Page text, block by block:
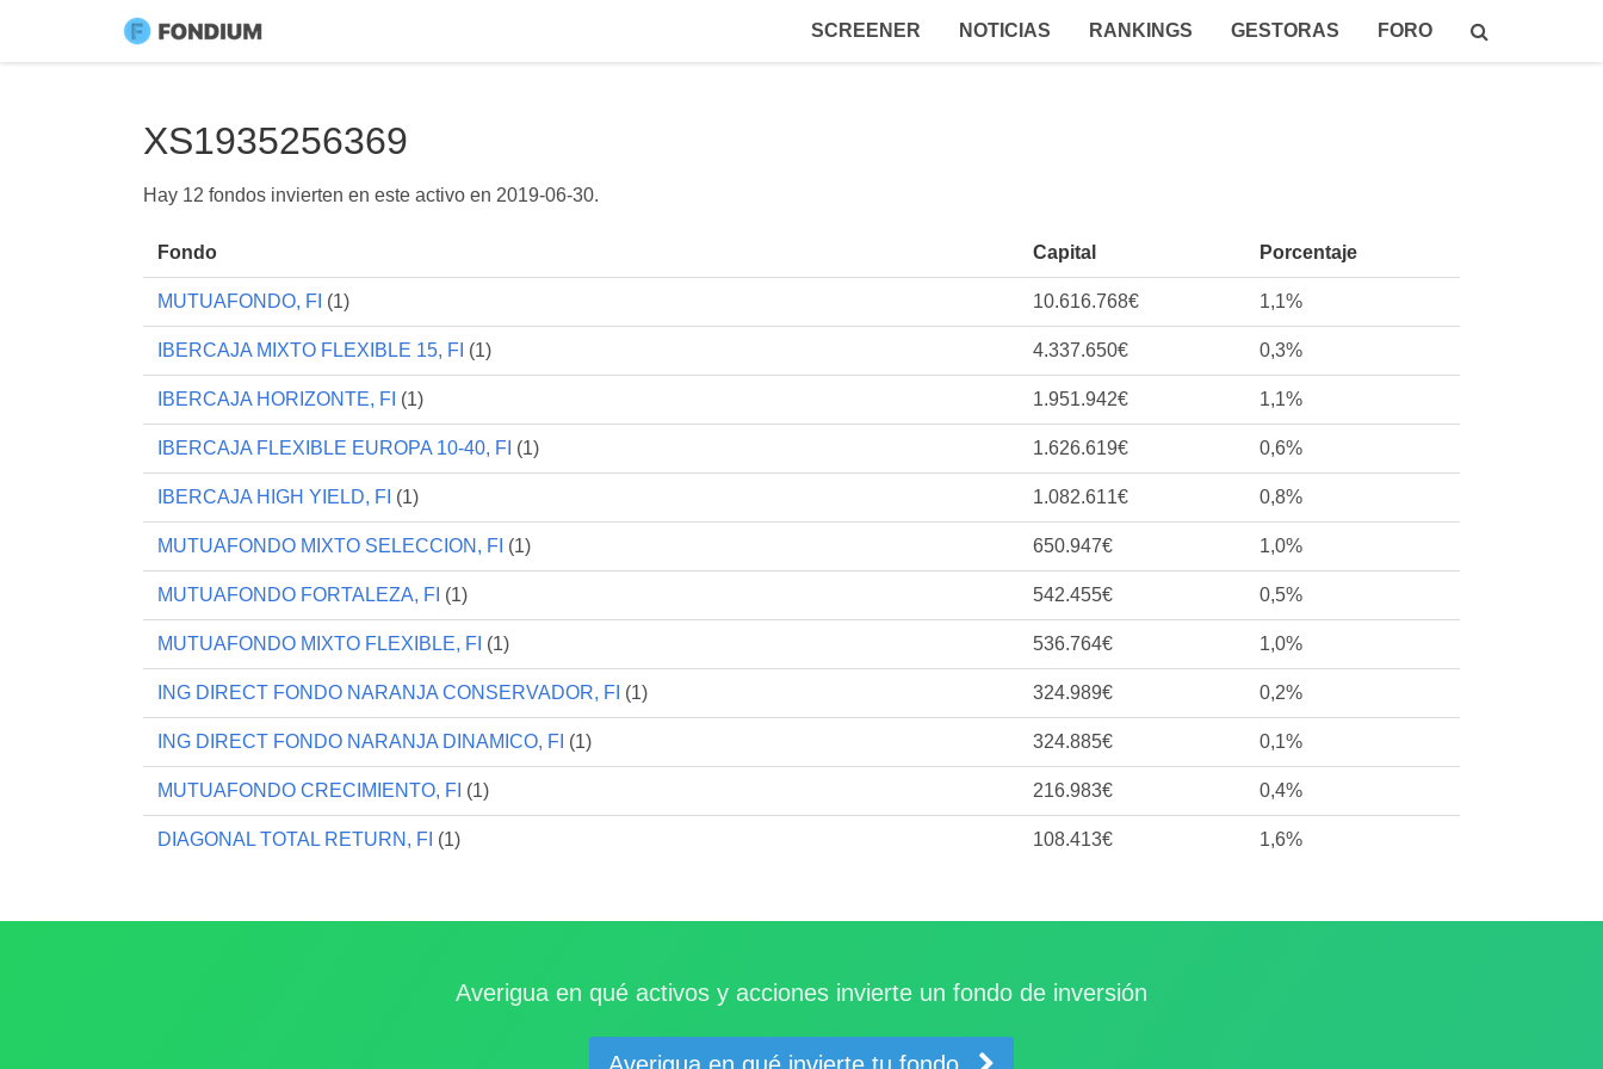
SCREENER NOTICIAS RANKINGS GESTORAS FORO
XS1935256369
Hay 12 fondos invierten en este activo en 2019-06-30.
Fondo Capital Porcentaje
MUTUAFONDO, FI (1) 10.616.768€ 1,1%
IBERCAJA MIXTO FLEXIBLE 15, FI (1) 4.337.650€ 0,3%
IBERCAJA HORIZONTE, FI (1) 1.951.942€ 1,1%
IBERCAJA FLEXIBLE EUROPA 10-40, FI (1) 1.626.619€ 0,6%
IBERCAJA HIGH YIELD, FI (1) 1.082.611€ 0,8%
MUTUAFONDO MIXTO SELECCION, FI (1) 650.947€ 1,0%
MUTUAFONDO FORTALEZA, FI (1) 542.455€ 0,5%
MUTUAFONDO MIXTO FLEXIBLE, FI (1) 536.764€ 1,0%
ING DIRECT FONDO NARANJA CONSERVADOR, FI (1) 324.989€ 0,2%
ING DIRECT FONDO NARANJA DINAMICO, FI (1) 324.885€ 0,1%
MUTUAFONDO CRECIMIENTO, FI (1) 216.983€ 0,4%
DIAGONAL TOTAL RETURN, FI (1) 108.413€ 1,6%
Averigua en qué activos y acciones invierte un fondo de inversión
Averigua en qué invierte tu fondo